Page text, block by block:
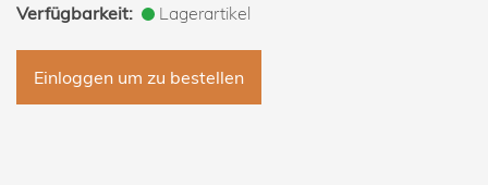
Verfügbarkeit:
Lagerartikel
Einloggen um zu bestellen